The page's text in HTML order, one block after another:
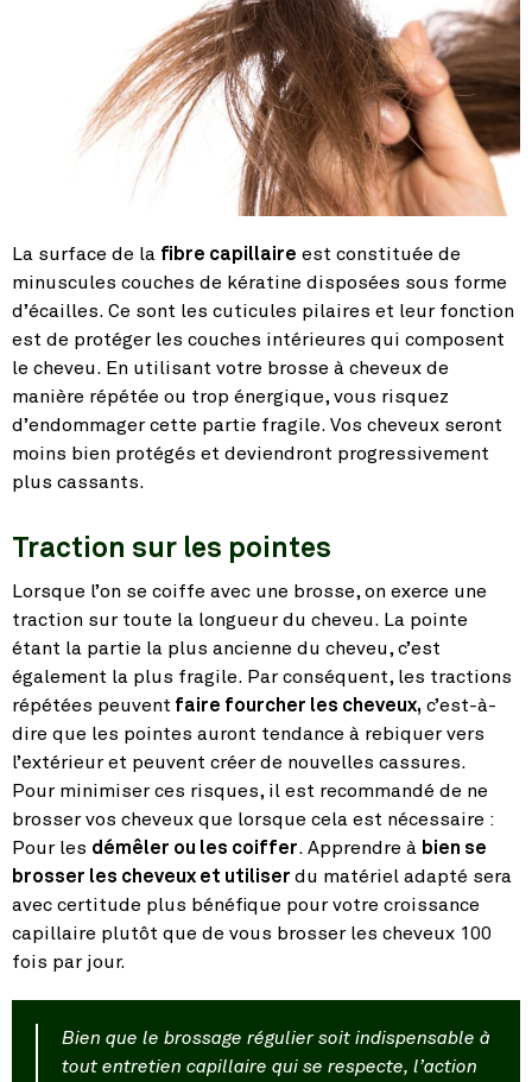
La surface de la fibre capillaire est constituée de
minuscules couches de kératine disposées sous forme
d’écailles. Ce sont les cuticules pilaires et leur fonction
est de protéger les couches intérieures qui composent
le cheveu. En utilisant votre brosse à cheveux de
manière répétée ou trop énergique, vous risquez
d’endommager cette partie fragile. Vos cheveux seront
moins bien protégés et deviendront progressivement
plus cassants.
Traction sur les pointes
Lorsque l’on se coiffe avec une brosse, on exerce une
traction sur toute la longueur du cheveu. La pointe
étant la partie la plus ancienne du cheveu, c’est
également la plus fragile. Par conséquent, les tractions
répétées peuvent faire fourcher les cheveux, c’est-à-
dire que les pointes auront tendance à rebiquer vers
l’extérieur et peuvent créer de nouvelles cassures.
Pour minimiser ces risques, il est recommandé de ne
brosser vos cheveux que lorsque cela est nécessaire :
Pour les démêler ou les coiffer. Apprendre à bien se
brosser les cheveux et utiliser du matériel adapté sera
avec certitude plus bénéfique pour votre croissance
capillaire plutôt que de vous brosser les cheveux 100
fois par jour.
Bien que le brossage régulier soit indispensable à
tout entretien capillaire qui se respecte, l’action